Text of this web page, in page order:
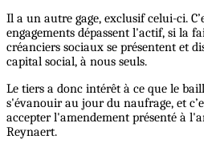
Il a un autre gage, exclusif celui-ci.
engagements dépassent l'actif, si la
créanciers sociaux se présentent et
capital social, à nous seuls.
Le tiers a donc intérêt à ce que le
s'évanouir au jour du naufrage, et
accepter l'amendement présenté à
Reynaert.